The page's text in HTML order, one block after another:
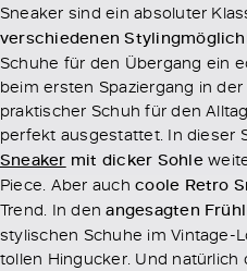
Sneaker sind ein absoluter
verschiedenen
Schuhe für den Übergang ein
beim ersten Spaziergang in
praktischer Schuh für den
perfekt ausgestattet. In dieser
Sneaker mit dicker Sohle
Piece. Aber auchcoole Retro
Trend. In denangesagten
stylischen Schuhe im Vintage-
tollen Hingucker. Und natürlich